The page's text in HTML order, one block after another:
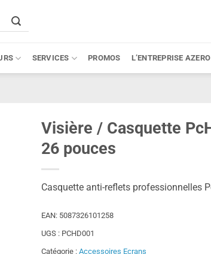
SERVICES PROMOS L’ENTREPRISE AZERO
Visière / Casquette
26 pouces
Casquette anti-reflets professionnelles
EAN: 5087326101258
UGS : PCHD001
Catégorie :Accessoires Ecrans